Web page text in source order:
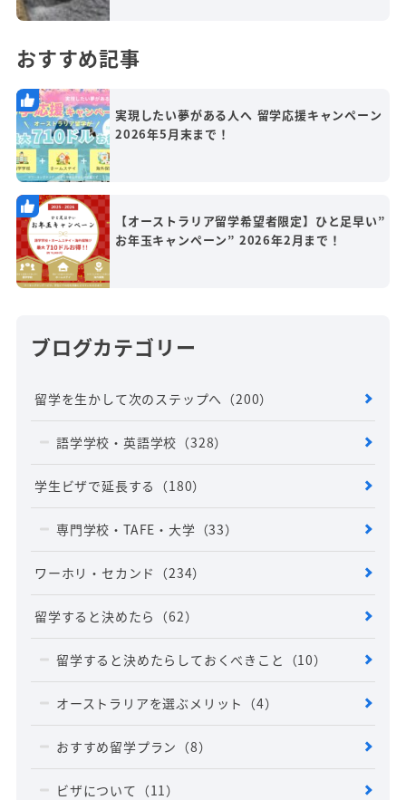
おすすめ記事
実現したい夢がある人へ 留学応援キャンペーン
2026年5月末まで！
【オーストラリア留学希望者限定】ひと足早い”
お年玉キャンペーン” 2026年2月まで！
ブログカテゴリー
留学を生かして次のステップへ （200）
語学学校・英語学校 （328）
学生ビザで延長する （180）
専門学校・TAFE・大学 （33）
ワーホリ・セカンド （234）
留学すると決めたら （62）
留学すると決めたらしておくべきこと （10）
オーストラリアを選ぶメリット （4）
おすすめ留学プラン （8）
ビザについて （11）